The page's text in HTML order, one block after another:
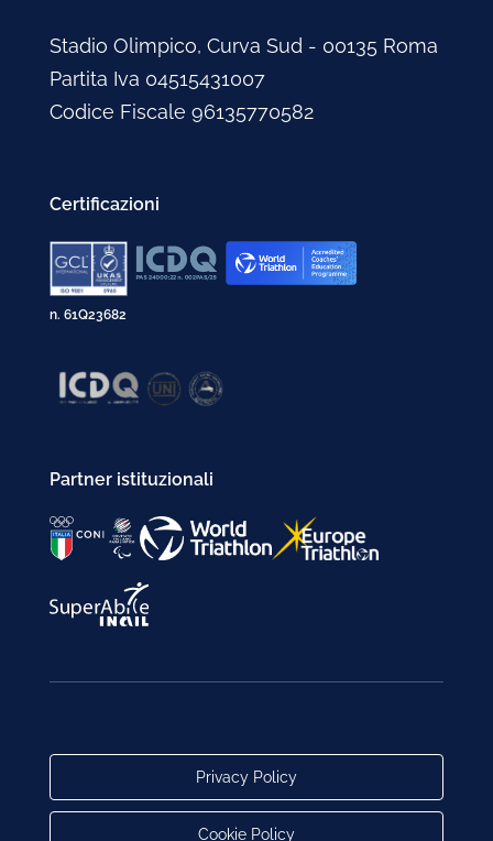
Stadio Olimpico, Curva Sud - 00135 Roma
Partita Iva 04515431007
Codice Fiscale 96135770582
Certificazioni
n. 61Q23682
Partner istituzionali
Privacy Policy
Cookie Policy